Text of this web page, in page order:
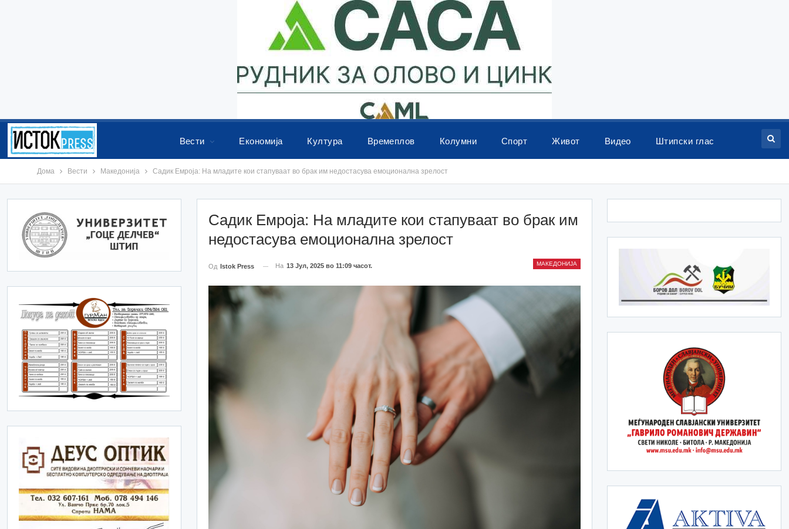
Вести Економија Култура Времеплов Колумни Спорт Живот Видео Штипски глас
Дома Вести Македонија Садик Емроја: На младите кои стапуваат во брак им недостасува емоционална зрелост
Садик Емроја: На младите кои стапуваат во брак им
недостасува емоционална зрелост
МАКЕДОНИЈА
Од Istok Press На 13 Јул, 2025 во 11:09 часот.